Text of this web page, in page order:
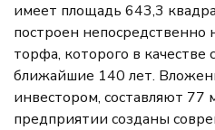
имеет площадь 643,3
построен
торфа, которого в качестве
ближайшие 140 лет.
инвестором, составляют 77
предприятии созданы